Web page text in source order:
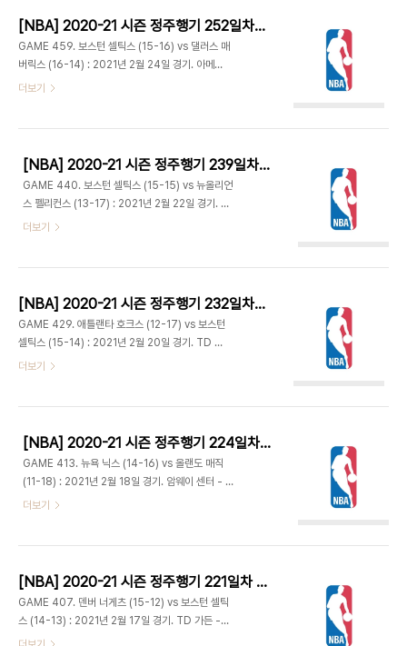
나서 76,000달러를 모아 기부하기로 했다. - 앤드
류 위긴스는 초반부터 적극 공격에 나서 3점 플레이
에 헤지테이션 무브에 이은 덩크로 5득점. 인디애나
도 맬컴 브록던이 림어택하며 4득점. 스테판 커리를
포함해 양팀 3점이 거의 안 들어가다 4분 남기고 커
리어스 리드. 하지만 막판 T. J. 맥코넬의 원맨쇼. 인
[NBA] 2020-21 시즌 정주행기 252일차 (2021.08.31)
GAME 459. 보스턴 셀틱스 (15-16) vs 댈러스 매
버릭스 (16-14) : 2021년 2월 24일 경기. 아메리
칸 에어라인스 센터 - 댈러스는 크리스탑스 포르징기
득점. 처음으로 올스타전에 나가는 제일런 브라운도
첫 득점을 테이텀처럼 풀업 점퍼 성공. 존슨이 팀의
첫 5점을 모두 넣는 등 적극적인 슛 시도로 7득점.
루카 돈치치도 서서히 시동을 걸며 공격 비중을 늘렸
다. 가비지타임 위주로 나오던 보반 마리야노비치는
흐름이 계속 바뀌는 가운데 브라운이 연속 5득점하
더보기
[NBA] 2020-21 시즌 정주행기 239일차 (2021.08.18)
GAME 440. 보스턴 셀틱스 (15-15) vs 뉴올리언
스 펠리컨스 (13-17) : 2021년 2월 22일 경기. 스
무디킹 센터 - ESPN 중계인데 무슨 일인지 처음 3
업 소개는 물론 3분이 날아갔는데 앞으로 어떤 경기
가 펼쳐질지 두렵다. - 제일런 브라운 3점 2개에 자
유투 3개로 9득점. 뉴올리언스도 론조 볼 3점에 자
이언 윌리엄슨 3점 플레이 나오며 리드 이어가지만
브라운의 활약과 켐바 워커의 레이업으로 19-19 동
의 슛을 블락하고 공격 리바운드도 하며 1분 사이에
더보기
[NBA] 2020-21 시즌 정주행기 232일차 (2021.08.11)
GAME 429. 애틀랜타 호크스 (12-17) vs 보스턴
셀틱스 (15-14) : 2021년 2월 20일 경기. TD 가
든 - 2차전. 보스턴은 켐바 워커와 다니엘 타이스 컴
이어가다 제일런 브라운 3점에 앨리웁 레이업으로
11-18. 클린트 카펠라와 트리스탄 탐슨은 명성에 걸
맞는 수비능력을 선보였다. 로버트 윌리엄스는 켐바
워커와 브라운의 랍패스를 득점으로 연결. 보스턴은
애런 니스미스 나와서 3점 성공시킨 반면 애틀랜타
일라 메이즈가 성공시켰다. - 다니엘 타이스의 가세
더보기
[NBA] 2020-21 시즌 정주행기 224일차 (2021.08.03)
GAME 413. 뉴욕 닉스 (14-16) vs 올랜도 매직
(11-18) : 2021년 2월 18일 경기. 암웨이 센터 - 등
통증으로 5경기 결장했던 에반 포니에 컴백. 포인트
퍼드 대학의 역대 최다 득점기록 보유자이기도 하다.
- 포니에가 3점 포함 5득점하며 4-5. 양팀 빠른 템
포의 공격 이어가고 슛도 시원하게 들어가며 1쿼터
절반이 지나기도 전에 17-17. 그러다 샷 미스 많아
더보기
[NBA] 2020-21 시즌 정주행기 221일차 (2021.07.31)
GAME 407. 덴버 너게츠 (15-12) vs 보스턴 셀틱
스 (14-13) : 2021년 2월 17일 경기. TD 가든 -
폴 밀샙은 지난 경기 중 당한 무릎부상으로 결장하고